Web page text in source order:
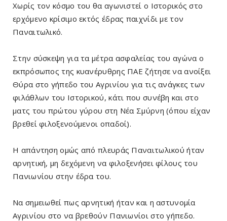
Χωρίς τον κόσμο του θα αγωνιστεί ο Ιστορικός στο
ερχόμενο κρίσιμο εκτός έδρας παιχνίδι με τον
Παναιτωλικό.
Στην σύσκεψη για τα μέτρα ασφαλείας του αγώνα ο
εκπρόσωπος της κυανέρυθρης ΠΑΕ ζήτησε να ανοίξει
Θύρα στο γήπεδο του Αγρινίου για τις ανάγκες των
φιλάθλων του Ιστορικού, κάτι που συνέβη και στο
ματς του πρώτου γύρου στη Νέα Σμύρνη (όπου είχαν
βρεθεί φιλοξενούμενοι οπαδοί).
Η απάντηση ομώς από πλευράς Παναιτωλικού ήταν
αρνητική, μη δεχόμενη να φιλοξενήσει φίλους του
Πανιωνίου στην έδρα του.
Να σημειωθεί πως αρνητική ήταν και η αστυνομία
Αγρινίου στο να βρεθούν Πανιωνίοι στο γήπεδο.